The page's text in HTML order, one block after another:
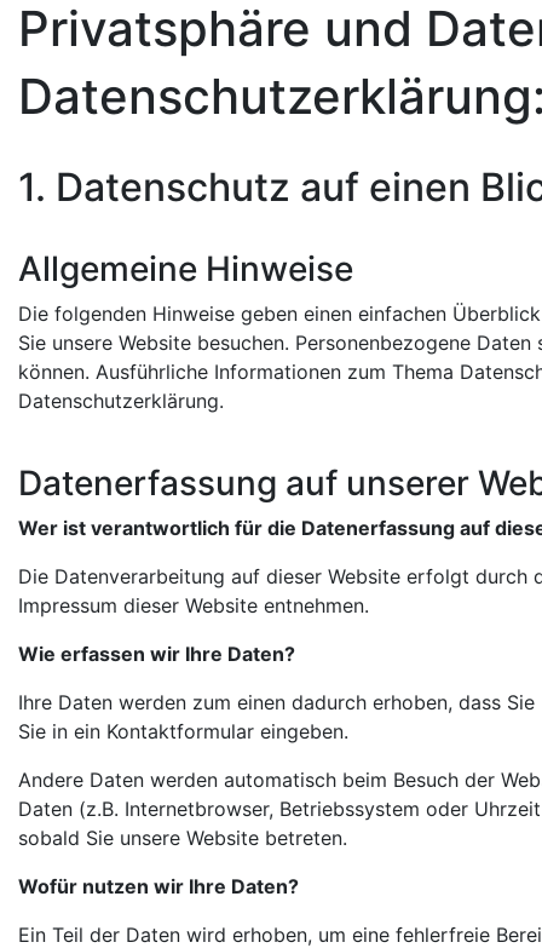
Privatsphäre und
1. Datenschutz auf einen
Allgemeine Hinweise
Die folgenden Hinweise geben einen einfachen
Sie unsere Website besuchen. Personenbezogene
können. Ausführliche Informationen zum Thema
Datenschutzerklärung.
Datenerfassung auf unserer
Wer ist verantwortlich für die Datenerfassung auf
Die Datenverarbeitung auf dieser Website erfolgt durch
Impressum dieser Website entnehmen.
Wie erfassen wir Ihre Daten?
Ihre Daten werden zum einen dadurch erhoben, dass
Sie in ein Kontaktformular eingeben.
Andere Daten werden automatisch beim Besuch der
Daten (z.B. Internetbrowser, Betriebssystem oder
sobald Sie unsere Website betreten.
Wofür nutzen wir Ihre Daten?
Ein Teil der Daten wird erhoben, um eine fehlerfreie